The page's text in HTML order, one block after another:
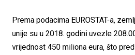
Prema podacima EUROSTAT-a,
unije su u 2018. godini uvezle
vrijednost 450 miliona eura, što